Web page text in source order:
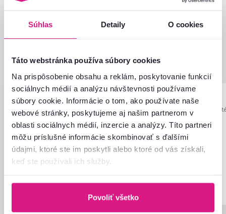
Súhlas Detaily O cookies
Táto webstránka používa súbory cookies
Na prispôsobenie obsahu a reklám, poskytovanie funkcií
sociálnych médií a analýzu návštevnosti používame
súbory cookie. Informácie o tom, ako používate naše
webové stránky, poskytujeme aj našim partnerom v
oblasti sociálnych médií, inzercie a analýzy. Títo partneri
môžu príslušné informácie skombinovať s ďalšími
údajmi, ktoré ste im poskytli alebo ktoré od vás získali,
keď ste používali ich služby.
Povoliť všetko
5,0
Kvalita výrobku
5,0
Zodpovedá očakávaniam
Pomer hodnoty a ceny
A
Alena D.
14.7.2026, Partizanske,
Slovensko
5hviezdičiek
Som spokojná
Recenzia pre rovnaký model, avšak v inom
prevedení.
Overený
Užitočné
D
Dana R.
20.7.2023,
Slovensko